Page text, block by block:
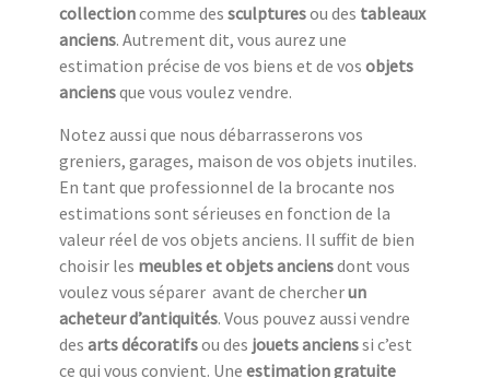
collectioncomme des sculpturesou des tableaux
anciens. Autrement dit, vous aurez une
estimation précise de vos biens et de vos objets
anciensque vous voulez vendre.
Notez aussi que nous débarrasserons vos
greniers, garages, maison de vos objets inutiles.
En tant que professionnel de la brocante nos
estimations sont sérieuses en fonction de la
valeur réel de vos objets anciens. Il suffit de bien
choisir les meubles et objets anciensdont vous
voulez vous séparer avant de chercherun
acheteur d’antiquités. Vous pouvez aussi vendre
des arts décoratifsou des jouets ancienssi c’est
ce qui vous convient. Une estimation gratuite